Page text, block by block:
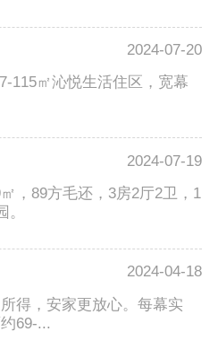
2024-07-20
115㎡沁悦生活住区，宽幕
2024-07-19
，89方毛还，3房2厅2卫，1
2024-04-18
得，安家更放心。每幕实
69-...